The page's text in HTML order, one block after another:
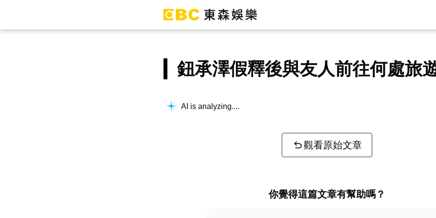
鈕承澤假釋後與友人前往何處旅
AI is analyzing...
觀看原始文章
你覺得這篇文章有幫助嗎？